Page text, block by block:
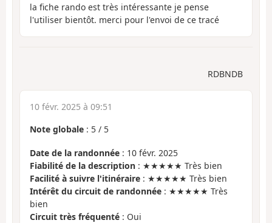
la fiche rando est très intéressante je pense
l'utiliser bientôt. merci pour l'envoi de ce tracé
RDBNDB
10 févr. 2025 à 09:51
Note globale : 5 / 5
Date de la randonnée : 10 févr. 2025
Fiabilité de la description : ★★★★★ Très bien
Facilité à suivre l'itinéraire : ★★★★★ Très bien
Intérêt du circuit de randonnée : ★★★★★ Très
bien
Circuit très fréquenté : Oui